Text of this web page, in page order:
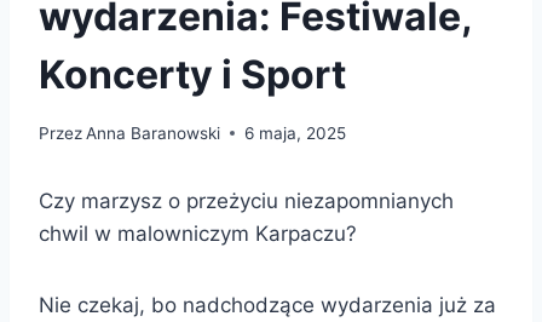
wydarzenia: Festiwale,
Koncerty i Sport
PrzezAnna Baranowski 6 maja, 2025
Czy marzysz o przeżyciu niezapomnianych
chwil w malowniczym Karpaczu?
Nie czekaj, bo nadchodzące wydarzenia już za